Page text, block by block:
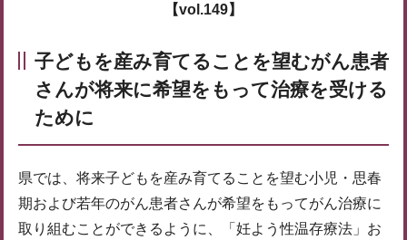
【vol.149】
子どもを産み育てることを望むがん患者
さんが将来に希望をもって治療を受ける
ために
県では、将来子どもを産み育てることを望む小児・思春
期および若年のがん患者さんが希望をもってがん治療に
取り組むことができるように、「妊よう性温存療法」お